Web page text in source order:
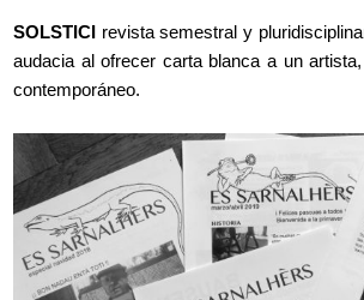
SOLSTICI revista semestral y
audacia al ofrecer carta blanca a un
contemporáneo.